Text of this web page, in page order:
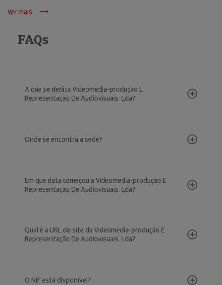
Ver mais
FAQs
A que se dedica Videomedia-produção E
Representação De Audiovisuais, Lda?
Onde se encontra a sede?
Em que data começou a Videomedia-produção E
Representação De Audiovisuais, Lda?
Qual é a URL do site da Videomedia-produção E
Representação De Audiovisuais, Lda?
O NIF está disponível?